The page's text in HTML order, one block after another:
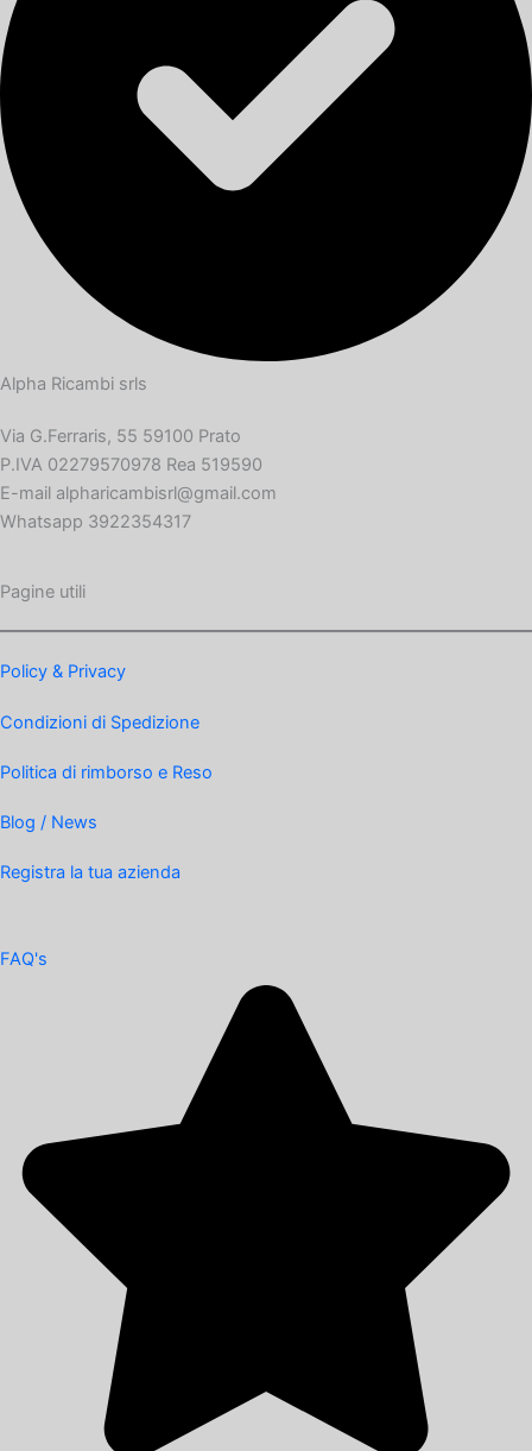
Alpha Ricambi srls
Via G.Ferraris, 55 59100 Prato
P.IVA 02279570978 Rea 519590
E-mail alpharicambisrl@gmail.com
Whatsapp 3922354317
Pagine utili
Policy & Privacy
Condizioni di Spedizione
Politica di rimborso e Reso
Blog / News
Registra la tua azienda
FAQ's